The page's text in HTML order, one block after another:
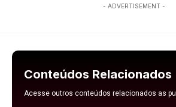
- ADVERTISEMENT -
Conteúdos Relacionados
Acesse outros conteúdos relacionados as